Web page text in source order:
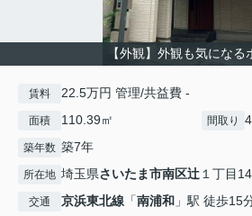
【外観】外観も気になる
賃料 22.5万円 管理/共益費 -
面積 110.39㎡ 間取り
築年数 築7年
所在地 埼玉県さいたま市南区辻１丁目
交通 京浜東北線 「南浦和 」駅 徒歩15